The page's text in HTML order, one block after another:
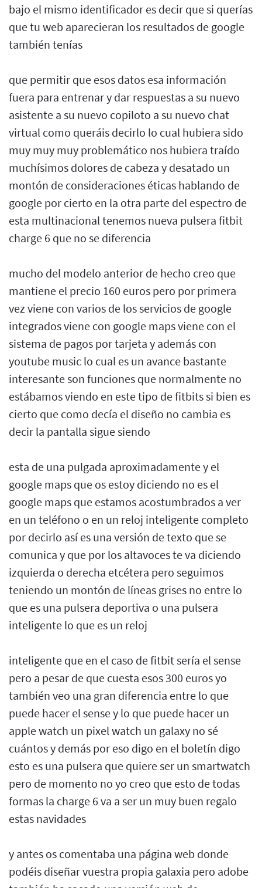
bajo el mismo identificador es decir que si querías
que tu web aparecieran los resultados de google
también tenías
que permitir que esos datos esa información
fuera para entrenar y dar respuestas a su nuevo
asistente a su nuevo copiloto a su nuevo chat
virtual como queráis decirlo lo cual hubiera sido
muy muy muy problemático nos hubiera traído
muchísimos dolores de cabeza y desatado un
montón de consideraciones éticas hablando de
google por cierto en la otra parte del espectro de
esta multinacional tenemos nueva pulsera fitbit
charge 6 que no se diferencia
mucho del modelo anterior de hecho creo que
mantiene el precio 160 euros pero por primera
vez viene con varios de los servicios de google
integrados viene con google maps viene con el
sistema de pagos por tarjeta y además con
youtube music lo cual es un avance bastante
interesante son funciones que normalmente no
estábamos viendo en este tipo de fitbits si bien es
cierto que como decía el diseño no cambia es
decir la pantalla sigue siendo
esta de una pulgada aproximadamente y el
google maps que os estoy diciendo no es el
google maps que estamos acostumbrados a ver
en un teléfono o en un reloj inteligente completo
por decirlo así es una versión de texto que se
comunica y que por los altavoces te va diciendo
izquierda o derecha etcétera pero seguimos
teniendo un montón de líneas grises no entre lo
que es una pulsera deportiva o una pulsera
inteligente lo que es un reloj
inteligente que en el caso de fitbit sería el sense
pero a pesar de que cuesta esos 300 euros yo
también veo una gran diferencia entre lo que
puede hacer el sense y lo que puede hacer un
apple watch un pixel watch un galaxy no sé
cuántos y demás por eso digo en el boletín digo
esto es una pulsera que quiere ser un smartwatch
pero de momento no yo creo que esto de todas
formas la charge 6 va a ser un muy buen regalo
estas navidades
y antes os comentaba una página web donde
podéis diseñar vuestra propia galaxia pero adobe